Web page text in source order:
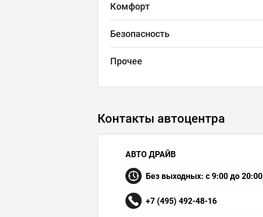
Комфорт
Безопасность
Прочее
Контакты автоцентра
АВТО ДРАЙВ
Без выходных: с 9:00 до 20:00
+7 (495) 492-48-16